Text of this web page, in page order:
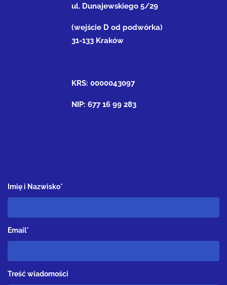
ul. Dunajewskiego 5/29
(wejście D od podwórka)
31-133 Kraków
KRS: 0000043097
NIP: 677 16 99 283
Imię i Nazwisko*
Email*
Treść wiadomości